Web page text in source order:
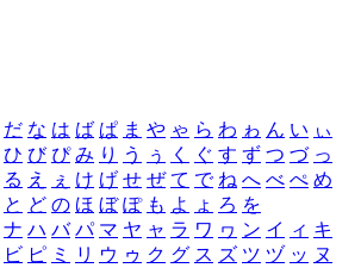
だ な は ば ぱ ま や ゃ ら わ ゎ ん い ぃ
ひ び ぴ み り う ぅ く ぐ す ず つ づ っ
る え ぇ け げ せ ぜ て で ね へ べ ぺ め
と ど の ほ ぼ ぽ も よ ょ ろ を
ナ ハ バ パ マ ヤ ャ ラ ワ ヮ ン イ ィ キ
ビ ピ ミ リ ウ ゥ ク グ ス ズ ツ ヅ ッ ヌ